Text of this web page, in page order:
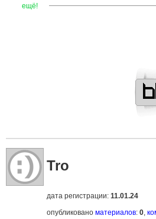
ещё! ———————————
Tro
дата регистрации: 11.01.24
опубликовано материалов: 0,